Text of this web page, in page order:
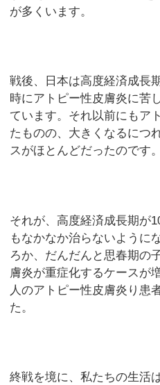
が多くいます。
戦後、日本は高度経済成長
時にアトピー性皮膚炎に苦
ています。それ以前にもア
たものの、大きくなるにつ
スがほとんどだったのです。
それが、高度経済成長期が
もなかなか治らないように
ろか、だんだんと思春期の
膚炎が重症化するケースが
人のアトピー性皮膚炎り患
た。
終戦を境に、私たちの生活